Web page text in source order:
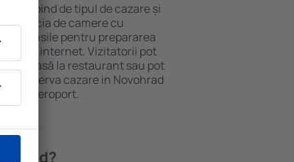
depind de tipul de cazare și
de camere cu
ustensile pentru prepararea
la internet. Vizitatorii pot
o masă la restaurant sau pot
pot rezerva cazare in Novohrad
la aeroport.